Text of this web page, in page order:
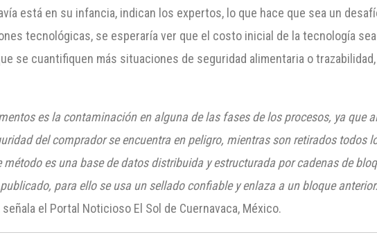
está en su infancia, indican los expertos, lo que hace que sea un
tecnológicas, se esperaría ver que el costo inicial de la tecnología
se cuantifiquen más situaciones de seguridad alimentaria o trazabilidad,
es la contaminación en alguna de las fases de los procesos, ya que
del comprador se encuentra en peligro, mientras son retirados todos
método es una base de datos distribuida y estructurada por cadenas de
para ello se usa un sellado confiable y enlaza a un bloque
señala el Portal Noticioso El Sol de Cuernavaca, México.